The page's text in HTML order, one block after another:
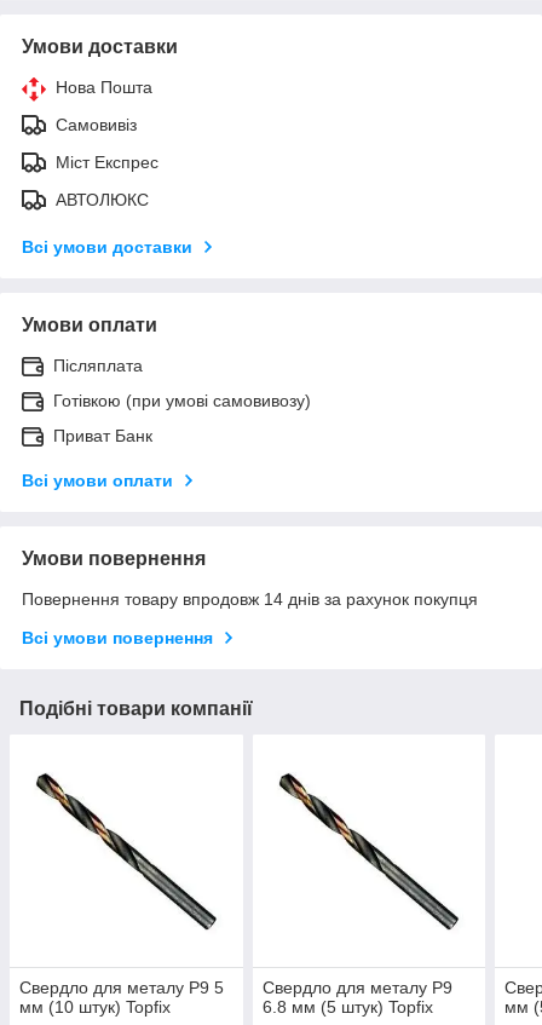
Умови доставки
Нова Пошта
Самовивіз
Міст Експрес
АВТОЛЮКС
Всі умови доставки
Умови оплати
Післяплата
Готівкою (при умові самовивозу)
Приват Банк
Всі умови оплати
Умови повернення
Повернення товару впродовж 14 днів за рахунок покупця
Всі умови повернення
Подібні товари компанії
Свердло для металу Р9 5
мм (10 штук) Topfix
Свердло для металу Р9
6.8 мм (5 штук) Topfix
мм